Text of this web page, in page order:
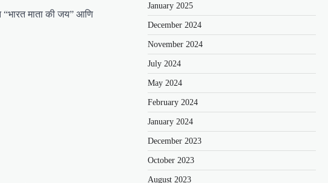
“भारत माता की जय” आणि
January 2025
December 2024
November 2024
July 2024
May 2024
February 2024
January 2024
December 2023
October 2023
August 2023